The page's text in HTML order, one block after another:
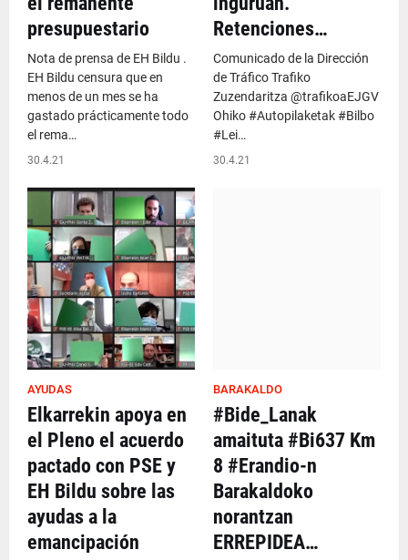
presupuestario
Nota de prensa de EH Bildu .
EH Bildu censura que en
menos de un mes se ha
gastado prácticamente todo
el rema…
30.4.21
Retenciones…
Comunicado de la Dirección
de Tráfico Trafiko
Zuzendaritza @trafikoaEJGV
Ohiko #Autopilaketak #Bilbo
#Lei…
30.4.21
AYUDAS
Elkarrekin apoya en
el Pleno el acuerdo
pactado con PSE y
EH Bildu sobre las
ayudas a la
emancipación
BARAKALDO
#Bide_Lanak
amaituta #Bi637 Km
8 #Erandio-n
Barakaldoko
norantzan
ERREPIDEA…